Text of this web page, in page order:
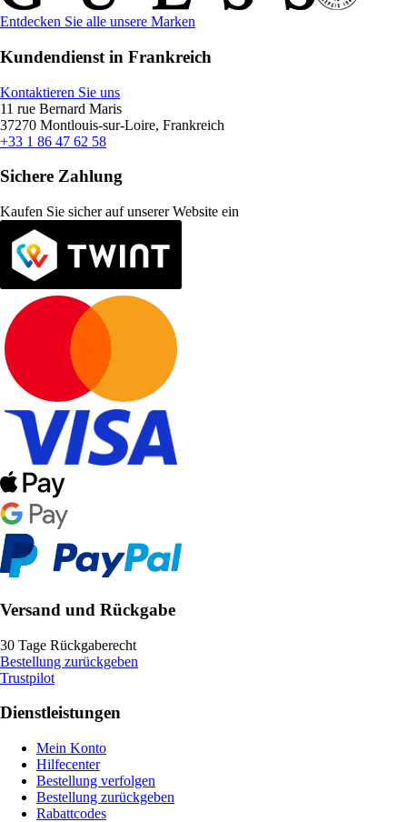
Entdecken Sie alle unsere Marken
Kundendienst in Frankreich
Kontaktieren Sie uns
11 rue Bernard Maris
37270 Montlouis-sur-Loire, Frankreich
+33 1 86 47 62 58
Sichere Zahlung
Kaufen Sie sicher auf unserer Website ein
Versand und Rückgabe
30 Tage Rückgaberecht
Bestellung zurückgeben
Trustpilot
Dienstleistungen
Mein Konto
Hilfecenter
Bestellung verfolgen
Bestellung zurückgeben
Rabattcodes